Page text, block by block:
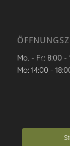
Mo. - Fr.: 8:00 -
Mo: 14:00 -